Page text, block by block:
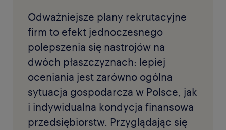
Odważniejsze plany rekrutacyjne
firm to efekt jednoczesnego
polepszenia się nastrojów na
dwóch płaszczyznach: lepiej
oceniania jest zarówno ogólna
sytuacja gospodarcza w Polsce, jak
i indywidualna kondycja finansowa
przedsiębiorstw. Przyglądając się